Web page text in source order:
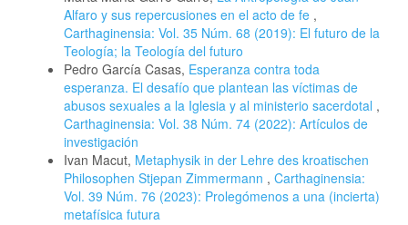
Alfaro y sus repercusiones en el acto de fe ,
Carthaginensia: Vol. 35 Núm. 68 (2019): El futuro de la
Teología; la Teología del futuro
Pedro García Casas, Esperanza contra toda
esperanza. El desafío que plantean las víctimas de
abusos sexuales a la Iglesia y al ministerio sacerdotal ,
Carthaginensia: Vol. 38 Núm. 74 (2022): Artículos de
investigación
Ivan Macut, Metaphysik in der Lehre des kroatischen
Philosophen Stjepan Zimmermann , Carthaginensia:
Vol. 39 Núm. 76 (2023): Prolegómenos a una (incierta)
metafísica futura